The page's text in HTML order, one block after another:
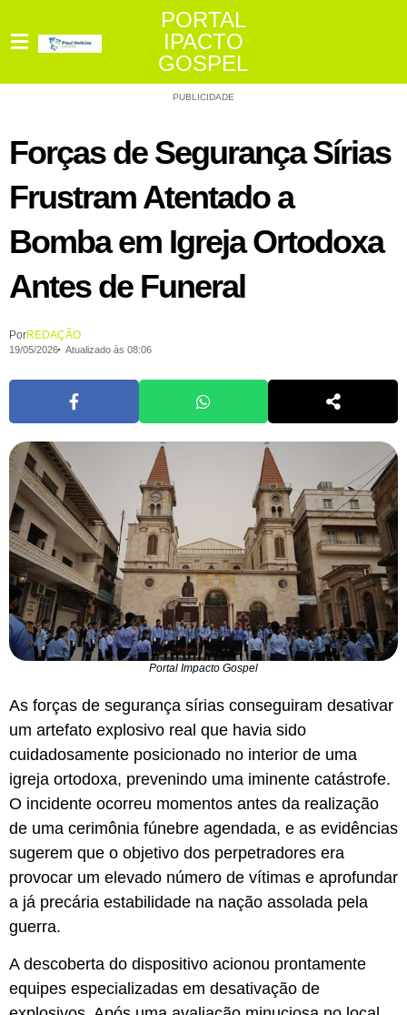
PORTAL
IPACTO
GOSPEL
PUBLICIDADE
Forças de Segurança Sírias
Frustram Atentado a
Bomba em Igreja Ortodoxa
Antes de Funeral
PorREDAÇÃO
19/05/2026 Atualizado às 08:06
Portal Impacto Gospel
As forças de segurança sírias conseguiram desativar
um artefato explosivo real que havia sido
cuidadosamente posicionado no interior de uma
igreja ortodoxa, prevenindo uma iminente catástrofe.
O incidente ocorreu momentos antes da realização
de uma cerimônia fúnebre agendada, e as evidências
sugerem que o objetivo dos perpetradores era
provocar um elevado número de vítimas e aprofundar
a já precária estabilidade na nação assolada pela
guerra.
A descoberta do dispositivo acionou prontamente
equipes especializadas em desativação de